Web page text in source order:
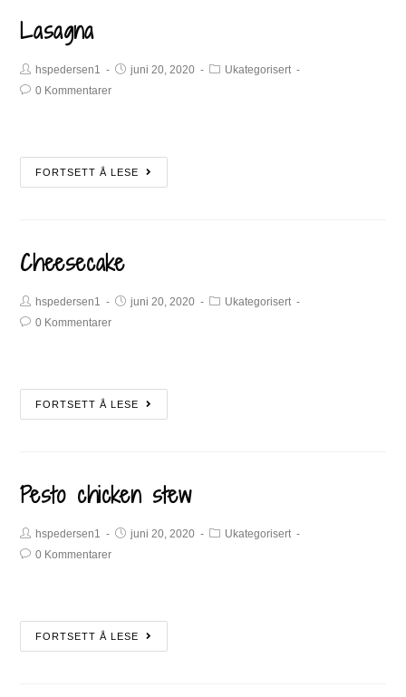
Lasagna
hspedersen1 juni 20, 2020
Ukategorisert
0 Kommentarer
FORTSETT Å LESE
Cheesecake
hspedersen1 juni 20, 2020
Ukategorisert
0 Kommentarer
FORTSETT Å LESE
Pesto chicken stew
hspedersen1 juni 20, 2020
Ukategorisert
0 Kommentarer
FORTSETT Å LESE